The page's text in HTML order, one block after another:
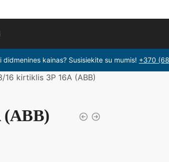
didmenines kainas? Susisiekite su mumis! +370
16 kirtiklis 3P 16A (ABB)
(ABB)